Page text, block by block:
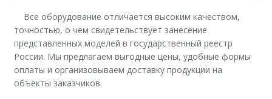
Все оборудование отличается высоким качеством,
точностью, о чем свидетельствует занесение
представленных моделей в государственный реестр
России. Мы предлагаем выгодные цены, удобные формы
оплаты и организовываем доставку продукции на
объекты заказчиков.